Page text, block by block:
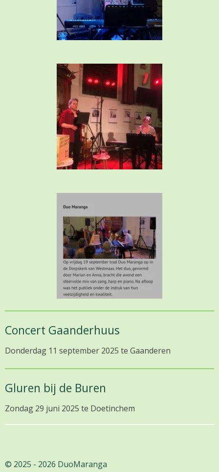
Concert Gaanderhuus
Donderdag 11 september 2025 te Gaanderen
Gluren bij de Buren
Zondag 29 juni 2025 te Doetinchem
© 2025 - 2026 DuoMaranga